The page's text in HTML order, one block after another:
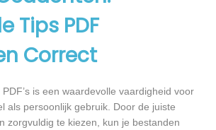
Tips PDF
Correct
is een waardevolle vaardigheid voor
als persoonlijk gebruik. Door de juiste
zorgvuldig te kiezen, kun je bestanden